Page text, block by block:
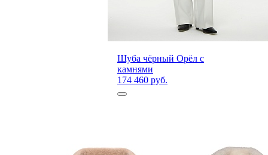
Шуба чёрный Орёл с
камнями
174 460 руб.